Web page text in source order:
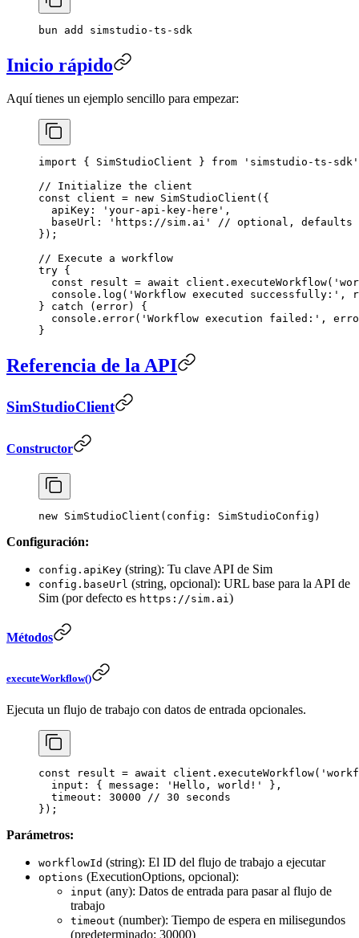
bun add simstudio-ts-sdk
Inicio rápido
Aquí tienes un ejemplo sencillo para empezar:
import { SimStudioClient } from 'simstudio-ts-sdk'
// Initialize the client
const client = new SimStudioClient ({
  apiKey:
'your-api-key-here' ,
  baseUrl:
'https://sim.ai'
// optional, defaults
});
// Execute a workflow
try {
  const
result = await client. executeWorkflow(
  console.
log ( 'Workflow executed successfully:' ,
} catch (error) {
  console.
error( 'Workflow execution failed:' ,
}
Referencia de la API
SimStudioClient
Constructor
new SimStudioClient (config: SimStudioConfig)
Configuración:
config.apiKey (string): Tu clave API de Sim
config.baseUrl (string, opcional): URL base para la API de
Sim (por defecto es https://sim.ai )
Métodos
executeWorkflow()
Ejecuta un flujo de trabajo con datos de entrada opcionales.
const result = await client. executeWorkflow(
  input: { message:
'Hello, world!'
},
  timeout:
30000 // 30 seconds
});
Parámetros:
workflowId (string): El ID del flujo de trabajo a ejecutar
options (ExecutionOptions, opcional):
input (any): Datos de entrada para pasar al flujo de
trabajo
timeout (number): Tiempo de espera en milisegundos
(predeterminado: 30000)